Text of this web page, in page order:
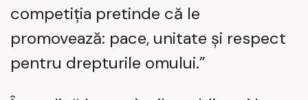
competiția pretinde că le
promovează: pace, unitate și respect
pentru drepturile omului.”